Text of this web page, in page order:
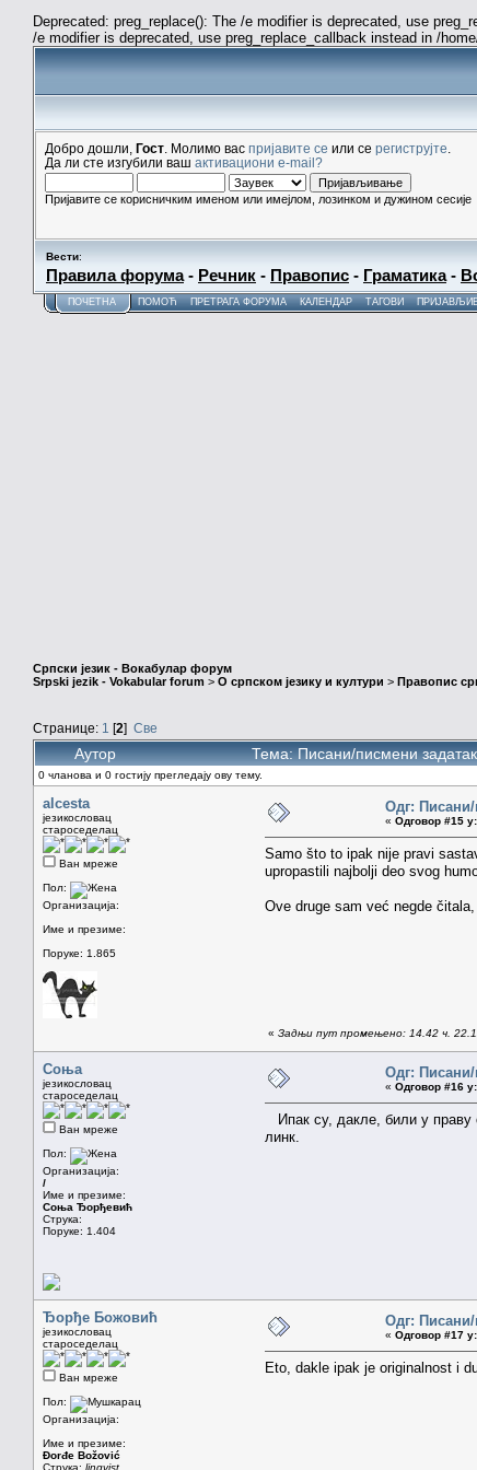
Deprecated: preg_replace(): The /e modifier is deprecated, use
/e modifier is deprecated, use preg_replace_callback instead in /
Добро дошли, Гост . Молимо вас пријавите се или се региструјте
Да ли сте изгубили ваш активациони e-mail?
Пријавите се корисничким именом или имејлом, лозинком и дужином сесије
Вести:
Правила форума- Речник - Правопис - Граматика-
ПОЧЕТНА ПОМОЋ ПРЕТРАГА ФОРУМА КАЛЕНДАР ТАГОВИ
Српски језик - Вокабулар форум
Srpski jezik - Vokabular forum > О српском језику и култури > Правопис
Странице: 1 [2] Све
Аутор Тема: Писани/писмени
0 чланова и 0 гостију прегледају ову тему.
alcesta
језикословац
староседелац
Ван мреже
Пол:
Организација:
Име и презиме:
Поруке: 1.865
Одг: Писани/
« Одговор #15 у:
Samo što to ipak nije pravi
upropastili najbolji deo svog
Ove druge sam već negde
« Задњи пут промењено: 14.42 ч.
Соња
језикословац
староседелац
Ван мреже
Пол:
Организација:
/
Име и презиме:
Соња Ђорђевић
Струка:
Поруке: 1.404
Одг: Писани/
« Одговор #16 у:
Ипак су, дакле, били у праву
линк.
Ђорђе Божовић
језикословац
староседелац
Ван мреже
Пол:
Организација:
Име и презиме:
Đorđe Božović
Струка: lingvist
Одг: Писани/
« Одговор #17 у:
Eto, dakle ipak je originalnost i